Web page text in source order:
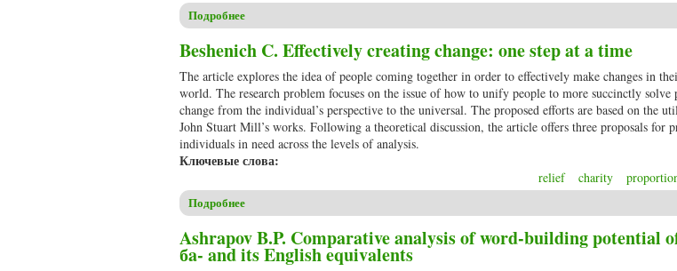
Подробнее
Beshenich C. Effectively creating change: one step at a time
The article explores the idea of people coming together in order to effectively make changes in
world. The research problem focuses on the issue of how to unify people to more succinctly
change from the individual’s perspective to the universal. The proposed efforts are based on the
John Stuart Mill’s works. Following a theoretical discussion, the article offers three proposals for
individuals in need across the levels of analysis.
Ключевые слова:
relief charity
Подробнее
Ashrapov B.P. Comparative analysis of word-building potential
бa- and its English equivalents